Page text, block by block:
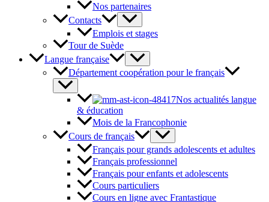
Nos partenaires
Contacts
Emplois et stages
Tour de Suède
Langue française
Département coopération pour le français
Nos actualités langue
& éducation
Mois de la Francophonie
Cours de français
Français pour grands adolescents et adultes
Français professionnel
Français pour enfants et adolescents
Cours particuliers
Cours en ligne avec Frantastique